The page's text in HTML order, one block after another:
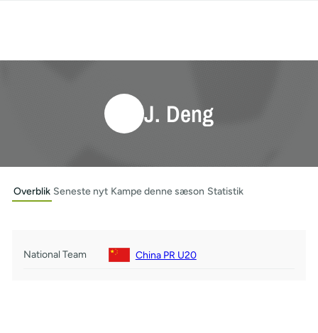
J. Deng
Overblik Seneste nyt Kampe denne sæson Statistik
National Team China PR U20